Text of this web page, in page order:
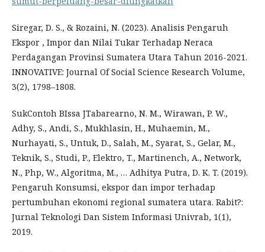
Siregar, D. S., & Rozaini, N. (2023). Analisis Pengaruh
Ekspor , Impor dan Nilai Tukar Terhadap Neraca
Perdagangan Provinsi Sumatera Utara Tahun 2016-2021.
INNOVATIVE: Journal Of Social Science Research Volume,
3(2), 1798–1808.
SukContoh BIssa JTabarearno, N. M., Wirawan, P. W.,
Adhy, S., Andi, S., Mukhlasin, H., Muhaemin, M.,
Nurhayati, S., Untuk, D., Salah, M., Syarat, S., Gelar, M.,
Teknik, S., Studi, P., Elektro, T., Martinench, A., Network,
N., Php, W., Algoritma, M., … Adhitya Putra, D. K. T. (2019).
Pengaruh Konsumsi, ekspor dan impor terhadap
pertumbuhan ekonomi regional sumatera utara. Rabit?:
Jurnal Teknologi Dan Sistem Informasi Univrab, 1(1),
2019.